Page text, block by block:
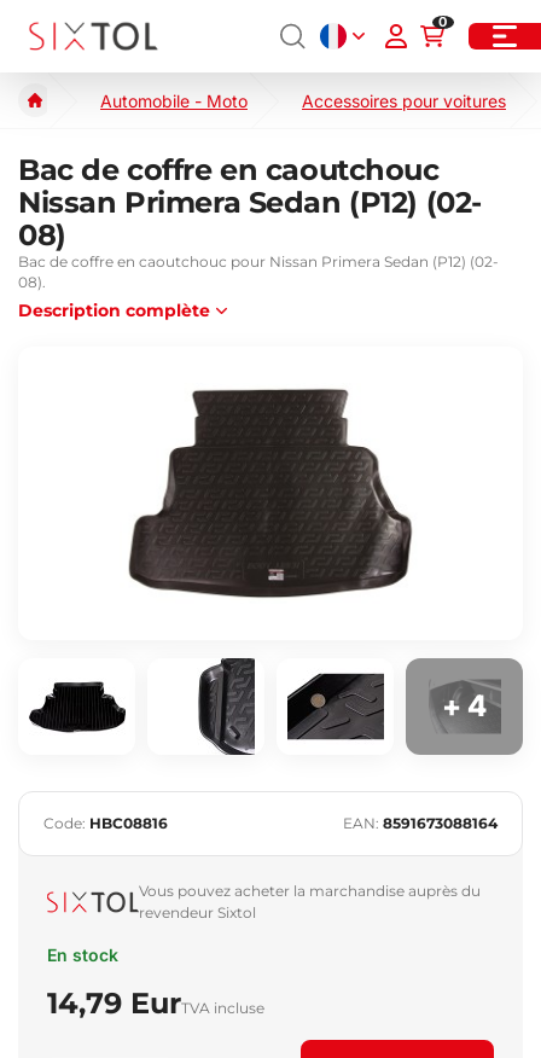
0
Automobile - Moto Accessoires pour voitures
Bac de coffre en caoutchouc
Nissan Primera Sedan (P12) (02-
08)
Bac de coffre en caoutchouc pour Nissan Primera Sedan (P12) (02-
08).
Description complète
+ 4
Code: HBC08816 EAN: 8591673088164
Vous pouvez acheter la marchandise auprès du
revendeur Sixtol
En stock
14,79 EurTVA incluse